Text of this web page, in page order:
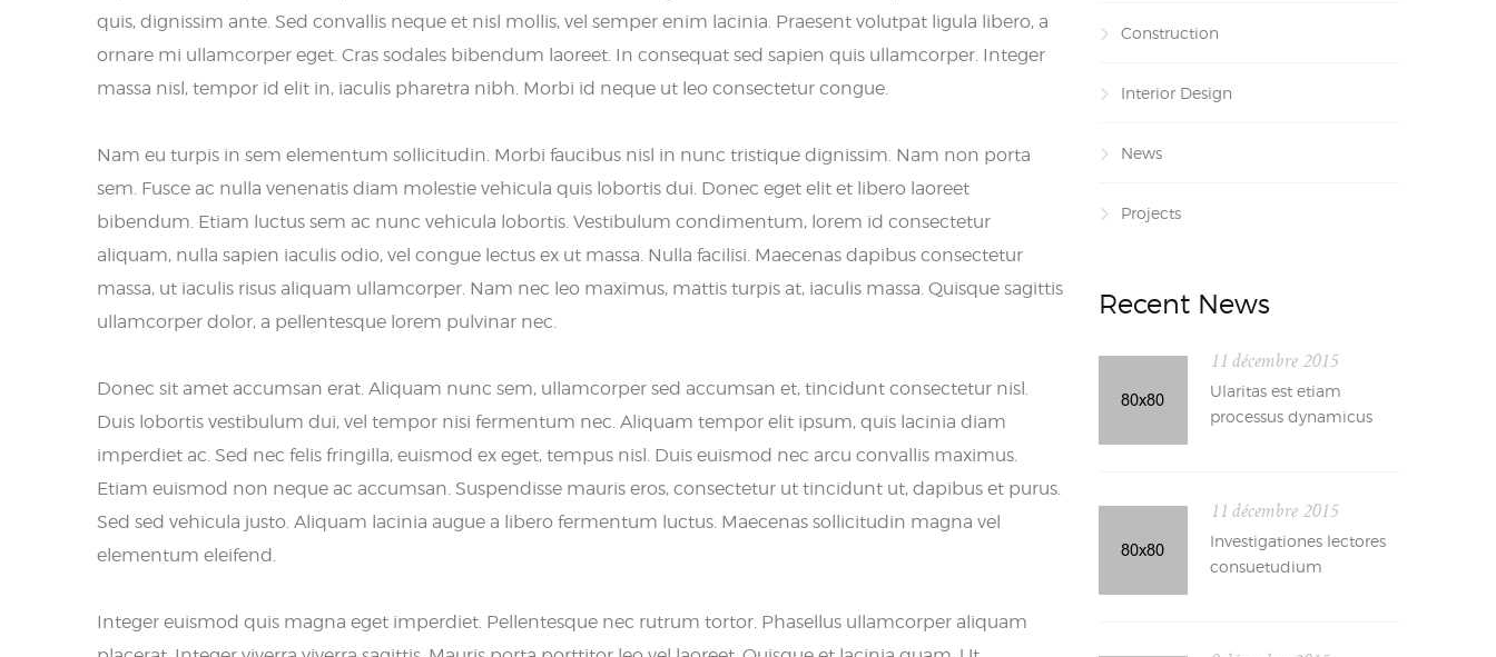
quis, dignissim ante. Sed convallis neque et nisl mollis, vel semper enim lacinia. Praesent volutpat ligula libero, a
ornare mi ullamcorper eget. Cras sodales bibendum laoreet. In consequat sed sapien quis ullamcorper. Integer
massa nisl, tempor id elit in, iaculis pharetra nibh. Morbi id neque ut leo consectetur congue.
Nam eu turpis in sem elementum sollicitudin. Morbi faucibus nisl in nunc tristique dignissim. Nam non porta
sem. Fusce ac nulla venenatis diam molestie vehicula quis lobortis dui. Donec eget elit et libero laoreet
bibendum. Etiam luctus sem ac nunc vehicula lobortis. Vestibulum condimentum, lorem id consectetur
aliquam, nulla sapien iaculis odio, vel congue lectus ex ut massa. Nulla facilisi. Maecenas dapibus consectetur
massa, ut iaculis risus aliquam ullamcorper. Nam nec leo maximus, mattis turpis at, iaculis massa. Quisque sagittis
ullamcorper dolor, a pellentesque lorem pulvinar nec.
Donec sit amet accumsan erat. Aliquam nunc sem, ullamcorper sed accumsan et, tincidunt consectetur nisl.
Duis lobortis vestibulum dui, vel tempor nisi fermentum nec. Aliquam tempor elit ipsum, quis lacinia diam
imperdiet ac. Sed nec felis fringilla, euismod ex eget, tempus nisl. Duis euismod nec arcu convallis maximus.
Etiam euismod non neque ac accumsan. Suspendisse mauris eros, consectetur ut tincidunt ut, dapibus et purus.
Sed sed vehicula justo. Aliquam lacinia augue a libero fermentum luctus. Maecenas sollicitudin magna vel
elementum eleifend.
Integer euismod quis magna eget imperdiet. Pellentesque nec rutrum tortor. Phasellus ullamcorper aliquam
Construction
Interior Design
News
Projects
Recent News
11 décembre 2015
Ularitas est etiam
processus dynamicus
11 décembre 2015
Investigationes lectores
consuetudium